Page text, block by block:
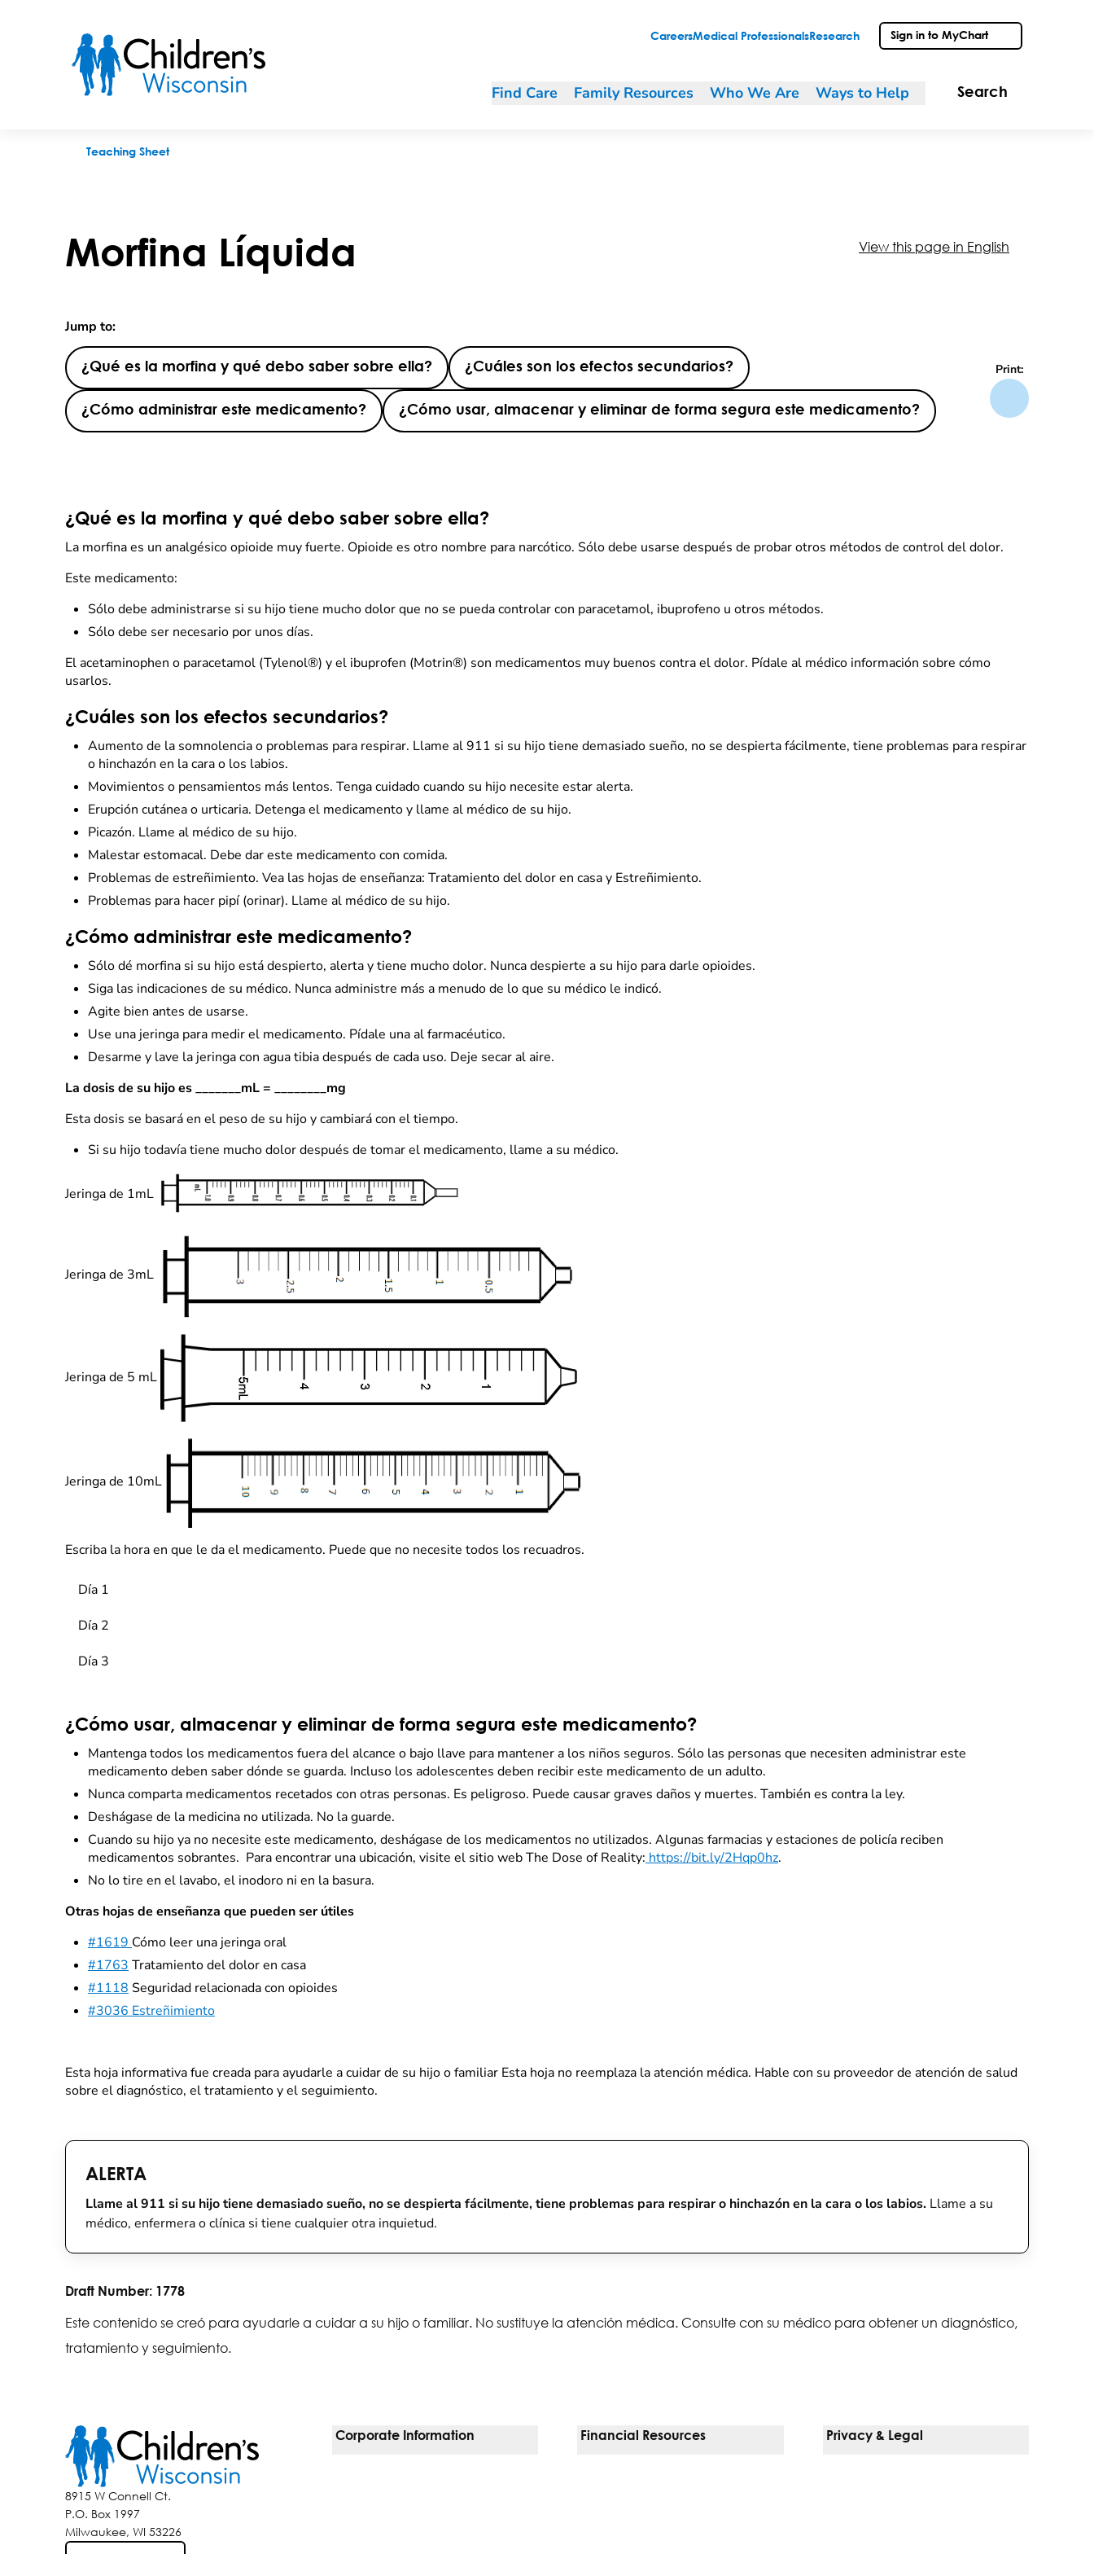
CareersMedical Professionals Research Sign in to MyChart
Find Care Family Resources Who We Are Ways to Help Search
Teaching Sheet
Morfina Líquida View this page in English
Jump to:
¿Qué es la morfina y qué debo saber sobre ella? ¿Cuáles son los efectos secundarios?
¿Cómo administrar este medicamento? ¿Cómo usar, almacenar y eliminar de forma segura este medicamento?
Print:
¿Qué es la morfina y qué debo saber sobre ella?
La morfina es un analgésico opioide muy fuerte. Opioide es otro nombre para narcótico. Sólo debe usarse después de probar otros métodos de control del dolor.
Este medicamento:
Sólo debe administrarse si su hijo tiene mucho dolor que no se pueda controlar con paracetamol, ibuprofeno u otros métodos.
Sólo debe ser necesario por unos días.
El acetaminophen o paracetamol (Tylenol®) y el ibuprofen (Motrin®) son medicamentos muy buenos contra el dolor. Pídale al médico información sobre cómo
usarlos.
¿Cuáles son los efectos secundarios?
Aumento de la somnolencia o problemas para respirar. Llame al 911 si su hijo tiene demasiado sueño, no se despierta fácilmente, tiene problemas para respirar
o hinchazón en la cara o los labios.
Movimientos o pensamientos más lentos. Tenga cuidado cuando su hijo necesite estar alerta.
Erupción cutánea o urticaria. Detenga el medicamento y llame al médico de su hijo.
Picazón. Llame al médico de su hijo.
Malestar estomacal. Debe dar este medicamento con comida.
Problemas de estreñimiento. Vea las hojas de enseñanza: Tratamiento del dolor en casa y Estreñimiento.
Problemas para hacer pipí (orinar). Llame al médico de su hijo.
¿Cómo administrar este medicamento?
Sólo dé morfina si su hijo está despierto, alerta y tiene mucho dolor. Nunca despierte a su hijo para darle opioides.
Siga las indicaciones de su médico. Nunca administre más a menudo de lo que su médico le indicó.
Agite bien antes de usarse.
Use una jeringa para medir el medicamento. Pídale una al farmacéutico.
Desarme y lave la jeringa con agua tibia después de cada uso. Deje secar al aire.
La dosis de su hijo es _______mL = ________mg
Esta dosis se basará en el peso de su hijo y cambiará con el tiempo.
Si su hijo todavía tiene mucho dolor después de tomar el medicamento, llame a su médico.
Jeringa de 1mL
Jeringa de 3mL
Jeringa de 5 mL
Jeringa de 10mL
Escriba la hora en que le da el medicamento. Puede que no necesite todos los recuadros.
Día 1
Día 2
Día 3
¿Cómo usar, almacenar y eliminar de forma segura este medicamento?
Mantenga todos los medicamentos fuera del alcance o bajo llave para mantener a los niños seguros. Sólo las personas que necesiten administrar este
medicamento deben saber dónde se guarda. Incluso los adolescentes deben recibir este medicamento de un adulto.
Nunca comparta medicamentos recetados con otras personas. Es peligroso. Puede causar graves daños y muertes. También es contra la ley.
Deshágase de la medicina no utilizada. No la guarde.
Cuando su hijo ya no necesite este medicamento, deshágase de los medicamentos no utilizados. Algunas farmacias y estaciones de policía reciben
medicamentos sobrantes. Para encontrar una ubicación, visite el sitio web The Dose of Reality: https://bit.ly/2Hqp0hz.
No lo tire en el lavabo, el inodoro ni en la basura.
Otras hojas de enseñanza que pueden ser útiles
#1619 Cómo leer una jeringa oral
#1763 Tratamiento del dolor en casa
#1118 Seguridad relacionada con opioides
#3036 Estreñimiento
Esta hoja informativa fue creada para ayudarle a cuidar de su hijo o familiar Esta hoja no reemplaza la atención médica. Hable con su proveedor de atención de salud
sobre el diagnóstico, el tratamiento y el seguimiento.
ALERTA
Llame al 911 si su hijo tiene demasiado sueño, no se despierta fácilmente, tiene problemas para respirar o hinchazón en la cara o los labios. Llame a su
médico, enfermera o clínica si tiene cualquier otra inquietud.
Draft Number: 1778
Este contenido se creó para ayudarle a cuidar a su hijo o familiar. No sustituye la atención médica. Consulte con su médico para obtener un diagnóstico,
tratamiento y seguimiento.
8915 W Connell Ct.
P.O. Box 1997
Milwaukee, WI 53226
Corporate Information Financial Resources Privacy & Legal